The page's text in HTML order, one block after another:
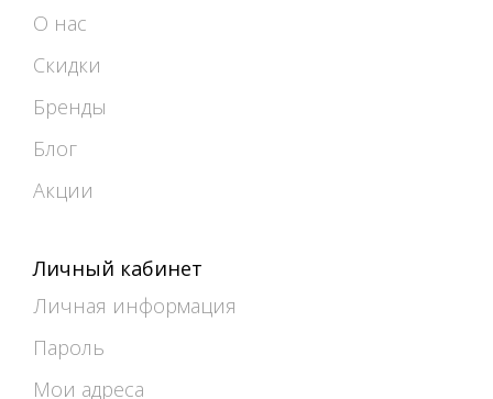
О нас
Скидки
Бренды
Блог
Акции
Личный кабинет
Личная информация
Пароль
Мои адреса